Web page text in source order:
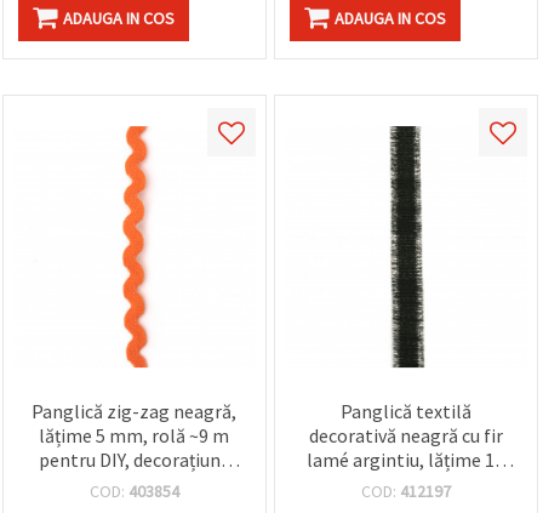
ADAUGA IN COS ADAUGA IN COS
Panglică zig-zag neagră,
lățime 5 mm, rolă ~9 m
pentru DIY, decorațiuni,
croitorie, quilting și
COD: 403854
Panglică textilă
decorativă neagră cu fir
lamé argintiu, lățime 16
mm – 1 metru
COD: 412197